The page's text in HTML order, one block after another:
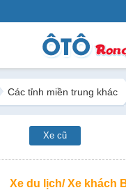
Các tỉnh miền trung khác
Xe cũ
Xe du lịch/ Xe khách